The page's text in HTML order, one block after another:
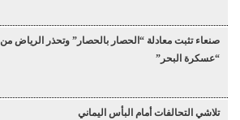
صنعاء تثبت معادلة “الحصار بالحصار” وتحذر الرياض من
“عسكرة البحر”
تلاشي التحالفات أمام البأس اليماني